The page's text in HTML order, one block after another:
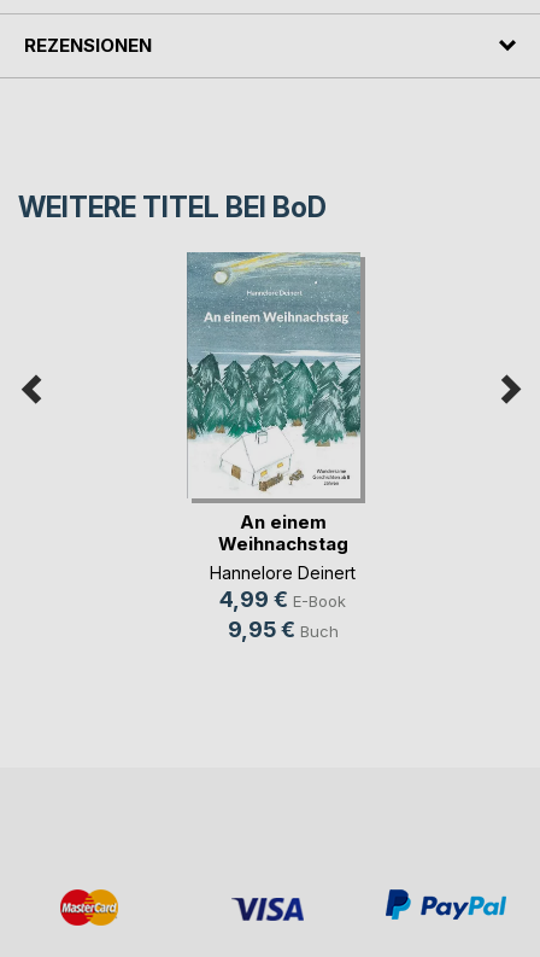
REZENSIONEN
WEITERE TITEL BEI BoD
An einem
Weihnachstag
Hannelore Deinert
4,99 € E-Book
9,95 € Buch